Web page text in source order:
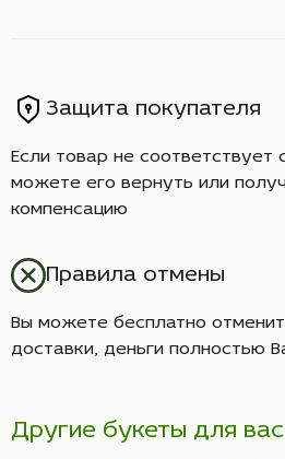
Защита покупателя
Если товар не соответствует
можете его вернуть или
компенсацию
Правила отмены
Вы можете бесплатно
доставки, деньги полностью
Другие букеты для вас